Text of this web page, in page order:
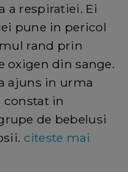
a respiratiei. Ei
pune in pericol
rand prin
oxigen din sange.
ajuns in urma
constat in
de bebelusi
citeste mai